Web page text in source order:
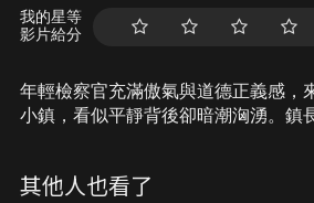
我的星等
影片給分
年輕檢察官充滿傲氣與道德正義感，
小鎮，看似平靜背後卻暗潮洶湧。鎮
檢察官展開公正調查，目擊證人卻是
其他人也看了